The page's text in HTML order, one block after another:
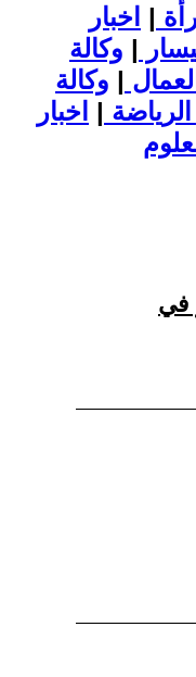
| اخبار
| وكالة
| وكالة
الرياضة | اخبار
في